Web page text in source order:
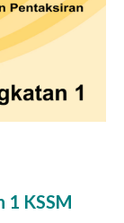
1 KSSM